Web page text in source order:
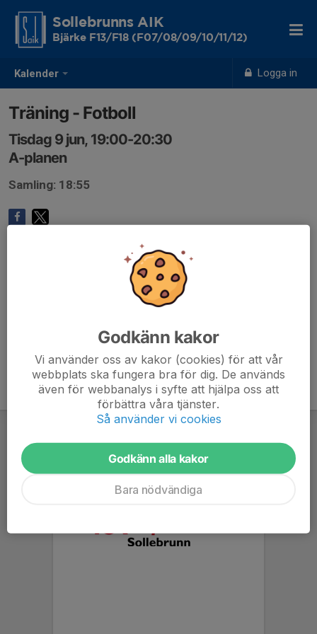
Kalender Logga in
Sollebrunns AIK
Bjärke F13/F18 (F07/08/09/10/11/12)
Träning - Fotboll
Tisdag 9 jun, 19:00-20:30
A-planen
Samling: 18:55
Godkänn kakor
Vi använder oss av kakor (cookies) för att vår
webbplats ska fungera bra för dig. De används
även för webbanalys i syfte att hjälpa oss att
förbättra våra tjänster.
Så använder vi cookies
Godkänn alla kakor
Bara nödvändiga